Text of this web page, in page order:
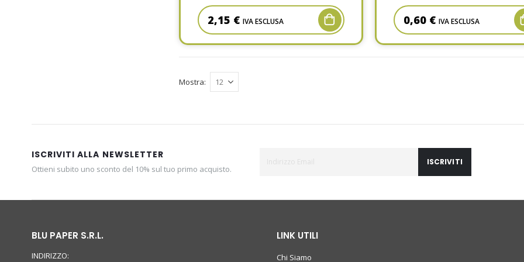
2,15 € IVA ESCLUSA 0,60 € IVA ESCLUSA
Mostra
ISCRIVITI ALLA NEWSLETTER
Ottieni subito uno sconto del 10% sul tuo primo acquisto.
ISCRIVITI
BLU PAPER S.R.L.
INDIRIZZO:
LINK UTILI
Chi Siamo